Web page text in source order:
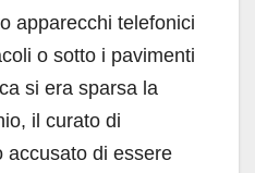
apparecchi telefonici
o sotto i pavimenti
si era sparsa la
il curato di
accusato di essere